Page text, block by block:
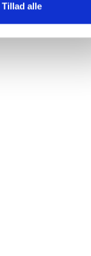
Tillad alle